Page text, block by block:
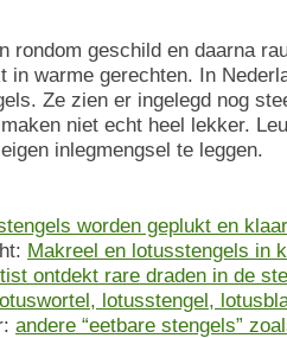
rondom geschild en daarna
in warme gerechten. In
Ze zien er ingelegd nog
niet echt heel lekker.
inlegmengsel te leggen.
worden geplukt en
Makreel en lotusstengels in
ontdekt rare draden in de
lotusstengel,
andere “eetbare stengels”